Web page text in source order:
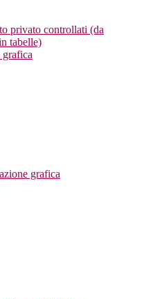
privato controllati (da
tabelle)
grafica
grafica